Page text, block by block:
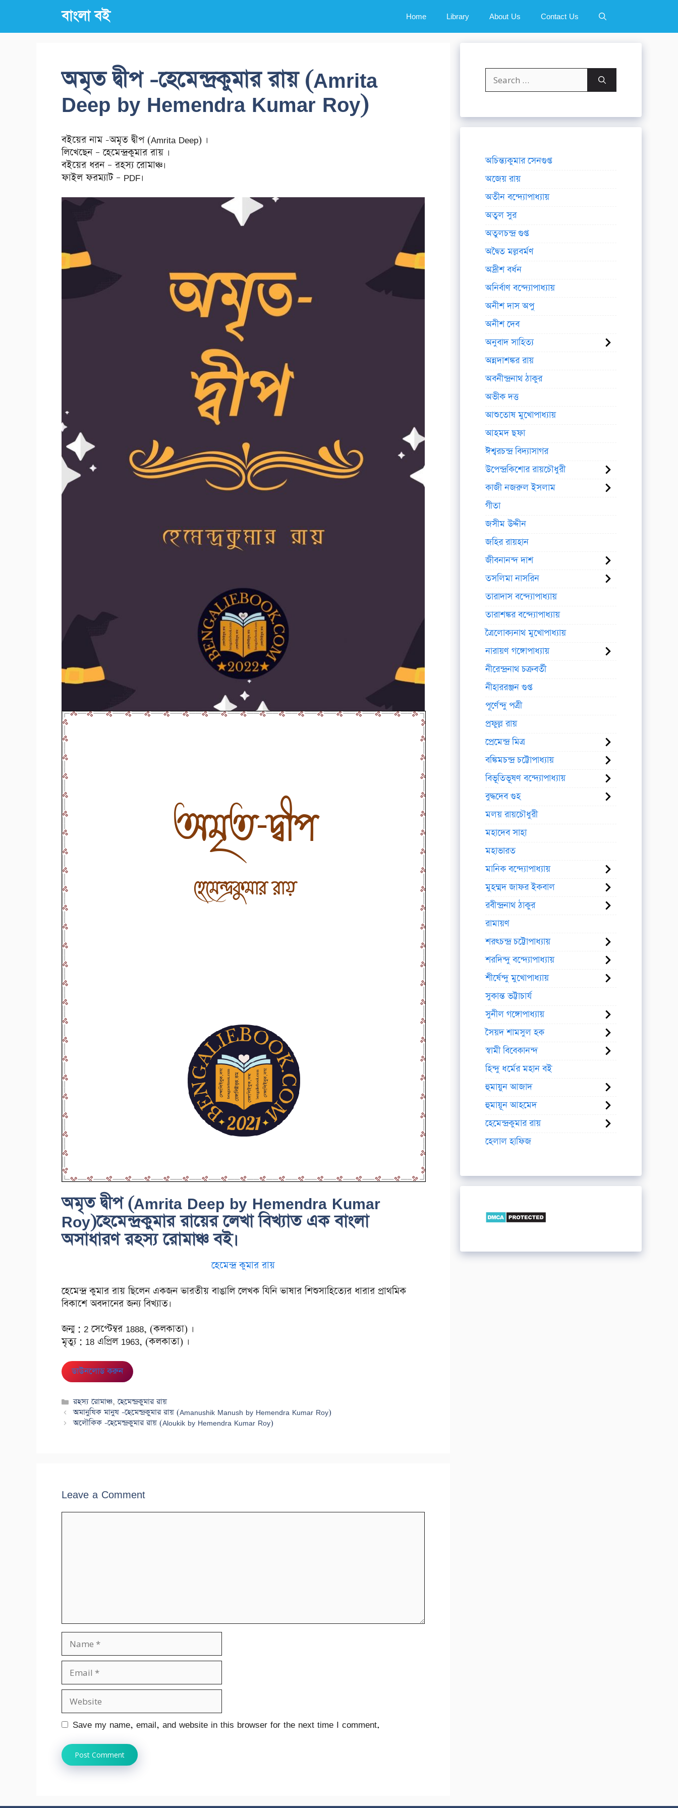
content
বাংলা বই Home Library About Us Contact Us
অমৃত দ্বীপ -হেমেন্দ্রকুমার রায় (Amrita
Deep by Hemendra Kumar Roy)
বইয়ের নাম -অমৃত দ্বীপ (Amrita Deep) ।
লিখেছেন – হেমেন্দ্রকুমার রায় ।
বইয়ের ধরন – রহস্য রোমাঞ্চ।
ফাইল ফরম্যাট – PDF।
অমৃত দ্বীপ (Amrita Deep by Hemendra Kumar
Roy)হেমেন্দ্রকুমার রায়ের লেখা বিখ্যাত এক বাংলা
অসাধারণ রহস্য রোমাঞ্চ বই।
হেমেন্দ্র কুমার রায়
হেমেন্দ্র কুমার রায় ছিলেন একজন ভারতীয় বাঙালি লেখক যিনি ভাষার শিশুসাহিত্যের ধারার প্রাথমিক
বিকাশে অবদানের জন্য বিখ্যাত।
জন্ম : 2 সেপ্টেম্বর 1888, (কলকাতা) ।
মৃত্যু : 18 এপ্রিল 1963, (কলকাতা) ।
ডাউনলোড করুন
Categories
রহস্য রোমাঞ্চ,হেমেন্দ্রকুমার রায়
অমানুষিক মানুষ -হেমেন্দ্রকুমার রায় (Amanushik Manush by Hemendra Kumar Roy)
অলৌকিক -হেমেন্দ্রকুমার রায় (Aloukik by Hemendra Kumar Roy)
Leave a Comment
Name
Email
Website
Save my name, email, and website in this browser for the next time I comment.
Search
for:
অচিন্ত্যকুমার সেনগুপ্ত
অজেয় রায়
অতীন বন্দ্যোপাধ্যায়
অতুল সুর
অতুলচন্দ্র গুপ্ত
অদ্বৈত মল্লবর্মণ
অদ্রীশ বর্ধন
অনির্বাণ বন্দ্যোপাধ্যায়
অনীশ দাস অপু
অনীশ দেব
অনুবাদ সাহিত্য
অন্নদাশঙ্কর রায়
অবনীন্দ্রনাথ ঠাকুর
অভীক দত্ত
আশুতোষ মুখোপাধ্যায়
আহমদ ছফা
ঈশ্বরচন্দ্র বিদ্যাসাগর
উপেন্দ্রকিশোর রায়চৌধুরী
কাজী নজরুল ইসলাম
গীতা
জসীম উদ্দীন
জহির রায়হান
জীবনানন্দ দাশ
তসলিমা নাসরিন
তারাদাস বন্দ্যোপাধ্যায়
তারাশঙ্কর বন্দ্যোপাধ্যায়
ত্রৈলোক্যনাথ মুখোপাধ্যায়
নারায়ণ গঙ্গোপাধ্যায়
নীরেন্দ্রনাথ চক্রবর্তী
নীহাররঞ্জন গুপ্ত
পূর্ণেন্দু পত্রী
প্রফুল্ল রায়
প্রেমেন্দ্র মিত্র
বঙ্কিমচন্দ্র চট্টোপাধ্যায়
বিভূতিভূষণ বন্দ্যোপাধ্যায়
বুদ্ধদেব গুহ
মলয় রায়চৌধুরী
মহাদেব সাহা
মহাভারত
মানিক বন্দ্যোপাধ্যায়
মুহম্মদ জাফর ইকবাল
রবীন্দ্রনাথ ঠাকুর
রামায়ণ
শরৎচন্দ্র চট্টোপাধ্যায়
শরদিন্দু বন্দ্যোপাধ্যায়
শীর্ষেন্দু মুখোপাধ্যায়
সুকান্ত ভট্টাচার্য
সুনীল গঙ্গোপাধ্যায়
সৈয়দ শামসুল হক
স্বামী বিবেকানন্দ
হিন্দু ধর্মের মহান বই
হুমায়ুন আজাদ
হুমায়ূন আহমেদ
হেমেন্দ্রকুমার রায়
হেলাল হাফিজ